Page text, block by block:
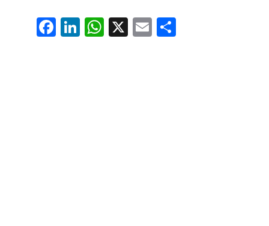
Fa
ce
Li
nk
W
ha
X E
m
Pa
rt